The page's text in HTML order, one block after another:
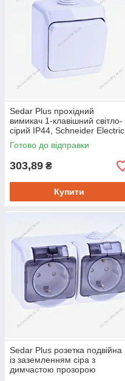
Sedar Plus прохідний
вимикач 1-клавішний світло-
сірий IP44, Schneider Electric
Готово до відправки
303,89 ₴
Купити
Sedar Plus розетка подвійна
із заземленням сіра з
димчастою прозорою